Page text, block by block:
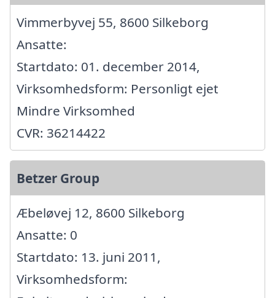
Vimmerbyvej 55, 8600 Silkeborg
Ansatte:
Startdato: 01. december 2014,
Virksomhedsform: Personligt ejet
Mindre Virksomhed
CVR: 36214422
Betzer Group
Æbeløvej 12, 8600 Silkeborg
Ansatte: 0
Startdato: 13. juni 2011,
Virksomhedsform: